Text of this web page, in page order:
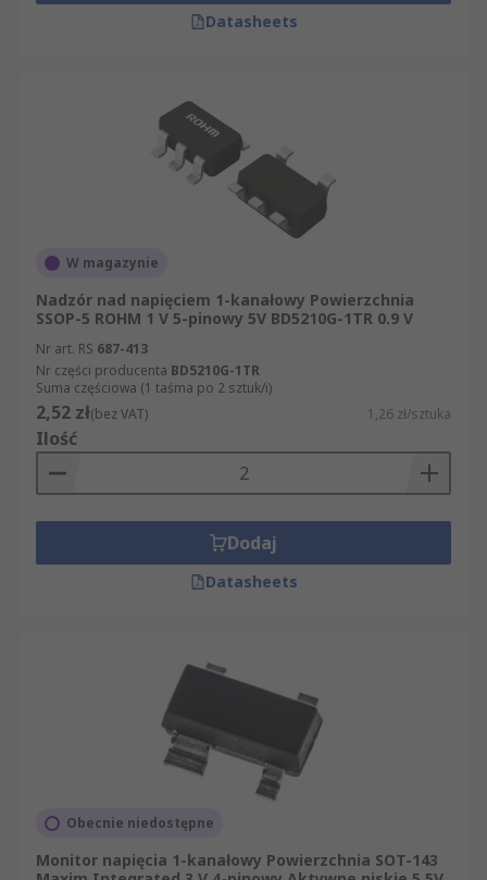
Datasheets
W magazynie
Nadzór nad napięciem 1-kanałowy Powierzchnia
SSOP-5 ROHM 1 V 5-pinowy 5V BD5210G-1TR 0.9 V
Nr art. RS 687-413
Nr części producenta BD5210G-1TR
Suma częściowa (1 taśma po 2 sztuk/i)
2,52 zł(bez VAT) 1,26 zł/sztuka
Ilość
Dodaj
Datasheets
Obecnie niedostępne
Monitor napięcia 1-kanałowy Powierzchnia SOT-143